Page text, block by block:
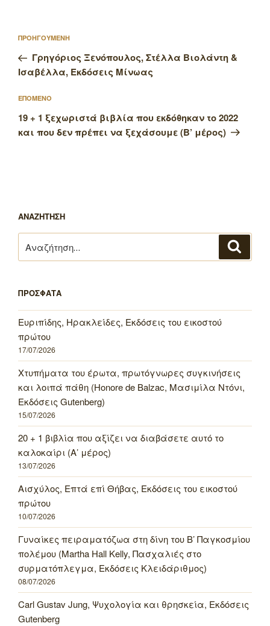
άρθρων
Προηγούμενο
άρθρο
ΠΡΟΗΓΟΥΜΕΝΗ
Γρηγόριος Ξενόπουλος, Στέλλα Βιολάντη &
Ισαβέλλα, Εκδόσεις Μίνωας
Επόμενο
άρθρο
ΕΠΟΜΕΝΟ
19 + 1 ξεχωριστά βιβλία που εκδόθηκαν το 2022
και που δεν πρέπει να ξεχάσουμε (Β’ μέρος)
ΑΝΑΖΗΤΗΣΗ
για:
ΠΡΟΣΦΑΤΑ
Ευριπίδης, Ηρακλείδες, Εκδόσεις του εικοστού
πρώτου
17/07/2026
Χτυπήματα του έρωτα, πρωτόγνωρες συγκινήσεις
και λοιπά πάθη (Honore de Balzac, Μασιμίλα Ντόνι,
Εκδόσεις Gutenberg)
15/07/2026
20 + 1 βιβλία που αξίζει να διαβάσετε αυτό το
καλοκαίρι (Α’ μέρος)
13/07/2026
Αισχύλος, Επτά επί Θήβας, Εκδόσεις του εικοστού
πρώτου
10/07/2026
Γυναίκες πειραματόζωα στη δίνη του Β’ Παγκοσμίου
πολέμου (Martha Hall Kelly, Πασχαλιές στο
συρματόπλεγμα, Εκδόσεις Κλειδάριθμος)
08/07/2026
Carl Gustav Jung, Ψυχολογία και θρησκεία, Εκδόσεις
Gutenberg